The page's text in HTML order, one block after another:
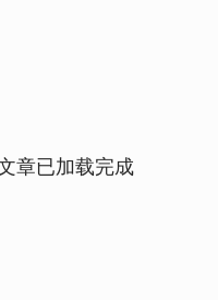
章已加载完成